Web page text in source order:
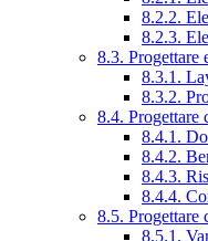
8.2.2.
8.2.3.
8.3. Progettare
8.3.1.
8.3.2.
8.4. Progettare
8.4.1.
8.4.2.
8.4.3.
8.4.4.
8.5. Progettare
8.5.1.